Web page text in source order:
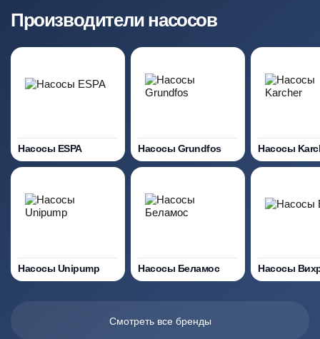
Производители насосов
Насосы ESPA Насосы Grundfos Насосы
Насосы Unipump Насосы Беламос Насосы
Смотреть все бренды